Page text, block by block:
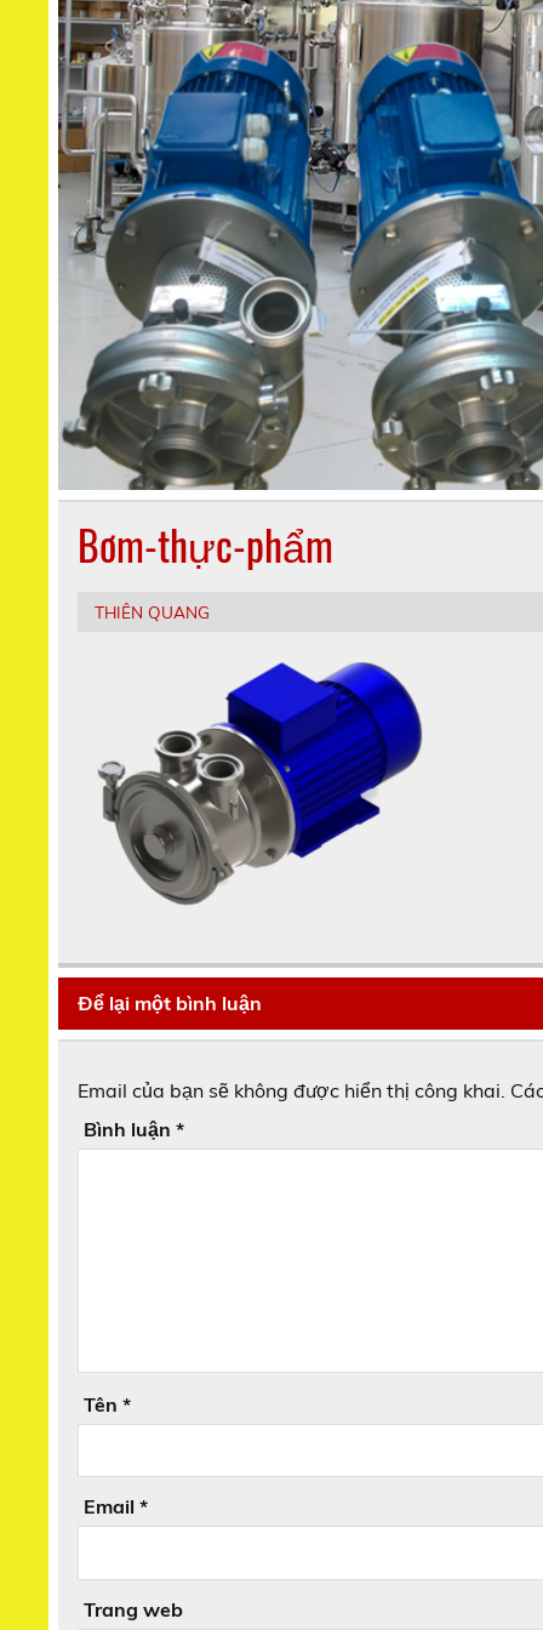
Bơm-thực-phẩm
THIÊN QUANG
Để lại một bình luận
Email của bạn sẽ không được hiển thị công khai.
Bình luận*
Tên*
Email*
Trang web